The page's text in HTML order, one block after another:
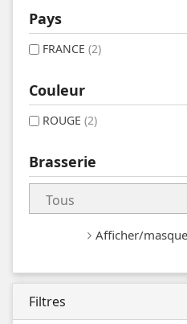
Pays
FRANCE (2)
Couleur
ROUGE (2)
Brasserie
Afficher/
Filtres